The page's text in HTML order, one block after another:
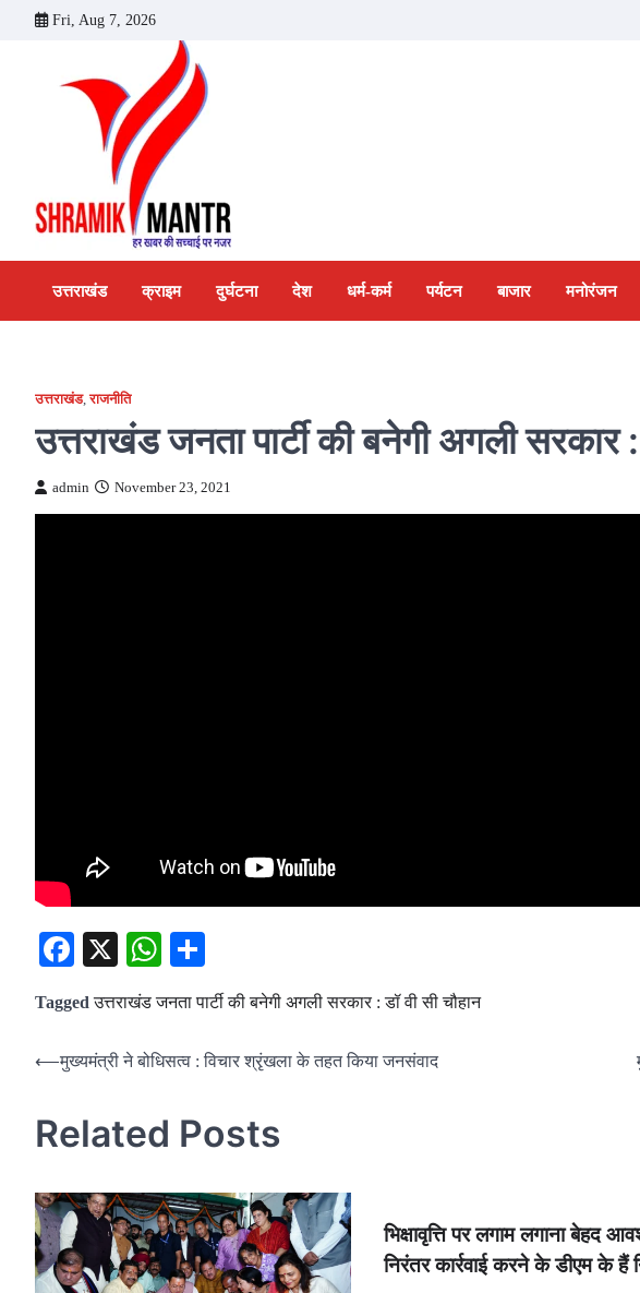
Fri, Aug 7, 2026
उत्तराखंड क्राइम दुर्घटना देश धर्म-कर्म पर्यटन बाजार मनोरंजन
उत्तराखंड,राजनीति
उत्तराखंड जनता पार्टी की बनेगी अगली सरकार :
admin November 23, 2021
Facebook
X WhatsApp
Taggedउत्तराखंड जनता पार्टी की बनेगी अगली सरकार : डॉ वी सी चौहान
Post
⟵मुख्यमंत्री ने बोधिसत्व : विचार श्रृंखला के तहत किया जनसंवाद
Related Posts
भिक्षावृत्ति पर लगाम लगाना बेहद
निरंतर कार्रवाई करने के डीएम के हैं